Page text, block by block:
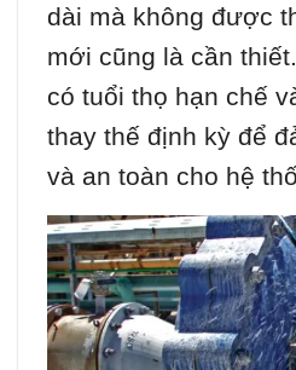
dài mà không được
mới cũng là cần
có tuổi thọ hạn chế
thay thế định kỳ để
và an toàn cho hệ